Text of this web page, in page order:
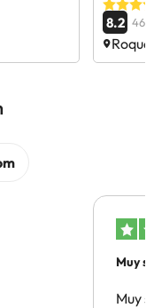
8.2
Muy
Muy